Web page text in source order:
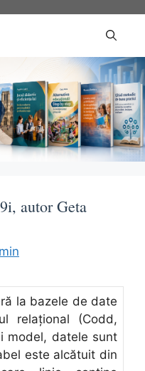
autor Geta
la bazele de date
relaţional (Codd,
model, datele sunt
este alcătuit din